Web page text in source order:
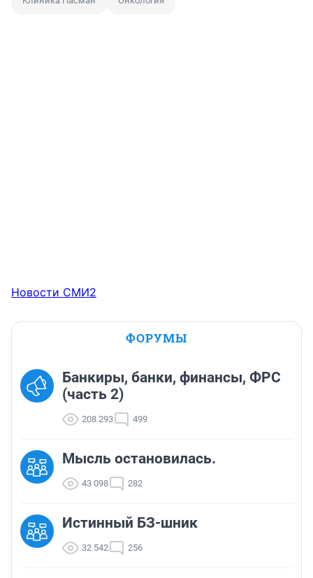
Новости СМИ2
ФОРУМЫ
Банкиры, банки, финансы, ФРС
(часть 2)
208 293 499
Мысль остановилась.
43 098 282
Истинный БЗ-шник
32 542 256